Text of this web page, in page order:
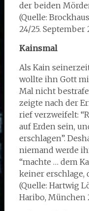
der beiden
(Quelle:
24/25. September
Kainsmal
Als Kain
wollte ihn Gott
Mal nicht
zeigte nach der
rief verzweifelt:
auf Erden sein,
erschlagen”.
niemand werde
“machte … dem
keiner erschlage,
(Quelle: Hartwig
Haribo, München